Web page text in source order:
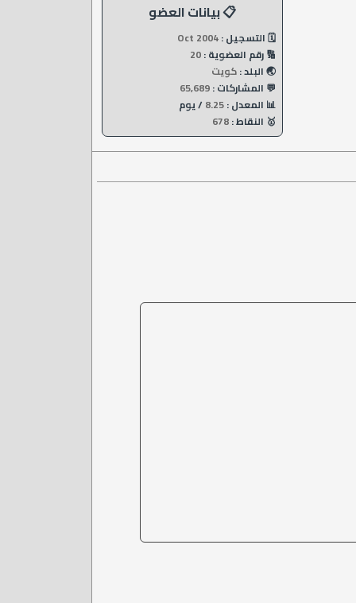
📋 بيانات العضو
🗓️ التسجيل :Oct 2004
🔢 رقم العضوية :20
🌏 البلد :كويت
💬 المشاركات :65,689
📊 المعدل :8.25 / يوم
🥇 النقاط :678